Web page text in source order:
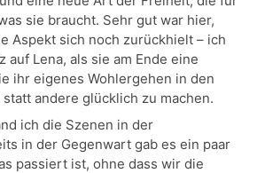
sie braucht. Sehr gut war hier,
Aspekt sich noch zurückhielt – ich
auf Lena, als sie am Ende eine
ihr eigenes Wohlergehen in den
andere glücklich zu machen.
ich die Szenen in der
in der Gegenwart gab es ein paar
passiert ist, ohne dass wir die